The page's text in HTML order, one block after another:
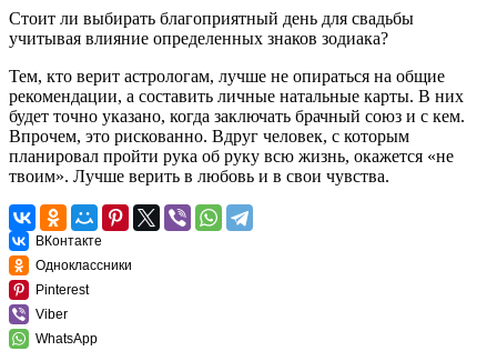
Стоит ли выбирать благоприятный день для свадьбы
учитывая влияние определенных знаков зодиака?
Тем, кто верит астрологам, лучше не опираться на общие
рекомендации, а составить личные натальные карты. В них
будет точно указано, когда заключать брачный союз и с кем.
Впрочем, это рискованно. Вдруг человек, с которым
планировал пройти рука об руку всю жизнь, окажется «не
твоим». Лучше верить в любовь и в свои чувства.
ВКонтакте
Одноклассники
Pinterest
Viber
WhatsApp